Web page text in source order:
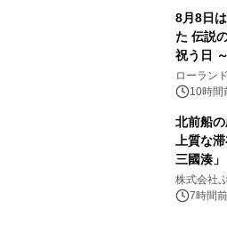
8月8日
た 伝説
祝う日
を展示
催 英国
アーテ
メーショ
ローラン
10時間
北前船
上質な
三國湊
株式会社
7時間前